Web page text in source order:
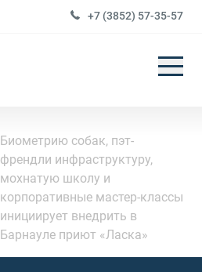
+7 (3852) 57-35-57
Биометрию собак, пэт-
френдли инфраструктуру,
мохнатую школу и
корпоративные мастер-классы
инициирует внедрить в
Барнауле приют «Ласка»